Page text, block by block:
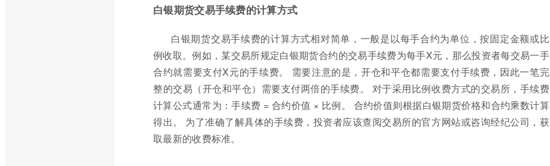
白银期货交易手续费的计算方式
白银期货交易手续费的计算方式相对简单，一般是以每手合约为单位，按固定金额或比
例收取。例如，某交易所规定白银期货合约的交易手续费为每手X元，那么投资者每交易一手
合约就需要支付X元的手续费。 需要注意的是，开仓和平仓都需要支付手续费，因此一笔完
整的交易（开仓和平仓）需要支付两倍的手续费。 对于采用比例收费方式的交易所，手续费
计算公式通常为：手续费 = 合约价值 × 比例。 合约价值则根据白银期货价格和合约乘数计算
得出。 为了准确了解具体的手续费，投资者应该查阅交易所的官方网站或咨询经纪公司，获
取最新的收费标准。